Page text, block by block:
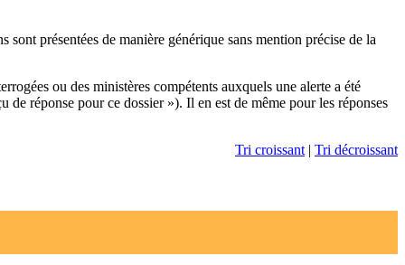
présentées de manière générique sans mention précise de la
ou des ministères compétents auxquels une alerte a été
de réponse pour ce dossier »). Il en est de même pour les réponses
Tri croissant | Tri décroissant